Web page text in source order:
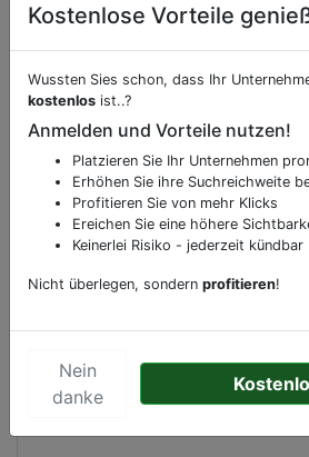
Beschreibung & Services von
Sie möchten eine Beschreibung,
oder andere relevante
Klicken Sie bittehierum uns zu
Gerne erweitern wir Ihren
Sonderangebote odere
Ihren Wettbewerbern abheben.
KartenansichtWestkamp 1in
Kostenlose Vorteile
Wussten Sies schon, dass Ihr
kostenlos ist..?
Anmelden und Vorteile nutzen!
Platzieren Sie Ihr Unternehmen
Erhöhen Sie ihre Suchreichweite
Profitieren Sie von mehr Klicks
Ereichen Sie eine höhere
Keinerlei Risiko - jederzeit kündbar
Nicht überlegen, sondern profitieren!
Nein
danke